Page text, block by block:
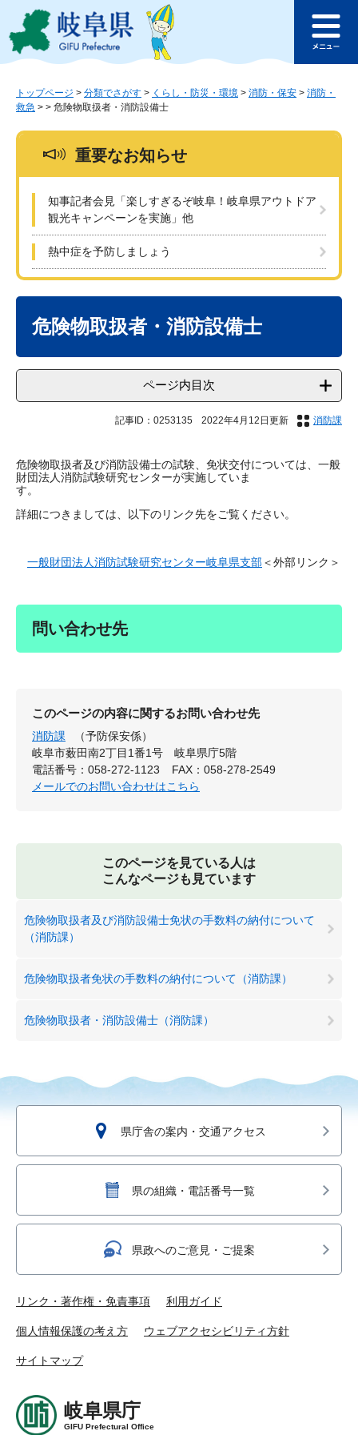
ジ
ュ
このページの本文へ
ュ
トップページ > 分類でさがす > くらし・防災・環境 > 消防・保安 > 消防・
救急 > > 危険物取扱者・消防設備士
重要なお知らせ
知事記者会見「楽しすぎるぞ岐阜！岐阜県アウトドア
観光キャンペーンを実施」他
熱中症を予防しましょう
危険物取扱者・消防設備士
ページ内目次
記事ID：0253135 2022年4月12日更新 消防課
危険物取扱者及び消防設備士の試験、免状交付については、一般
財団法人消防試験研究センターが実施していま
す。
詳細につきましては、以下のリンク先をご覧ください。
一般財団法人消防試験研究センター岐阜県支部＜外部リンク＞
問い合わせ先
このページの内容に関するお問い合わせ先
消防課
（予防保安係）
岐阜市薮田南2丁目1番1号 岐阜県庁5階
電話番号：058-272-1123
FAX：058-278-2549
メールでのお問い合わせはこちら
このページを見ている人は
こんなページも見ています
危険物取扱者及び消防設備士免状の手数料の納付について
（消防課）
危険物取扱者免状の手数料の納付について（消防課）
危険物取扱者・消防設備士（消防課）
県庁舎の案内・交通アクセス
県の組織・電話番号一覧
県政へのご意見・ご提案
リンク・著作権・免責事項 利用ガイド
個人情報保護の考え方 ウェブアクセシビリティ方針
サイトマップ
岐阜県庁
GIFU Prefectural Office